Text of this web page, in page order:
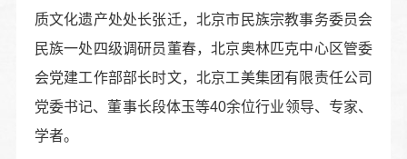
质文化遗产处处长张迁，北京市民族宗教事务委员会
民族一处四级调研员董春，北京奥林匹克中心区管委
会党建工作部部长时文，北京工美集团有限责任公司
党委书记、董事长段体玉等40余位行业领导、专家、
学者。